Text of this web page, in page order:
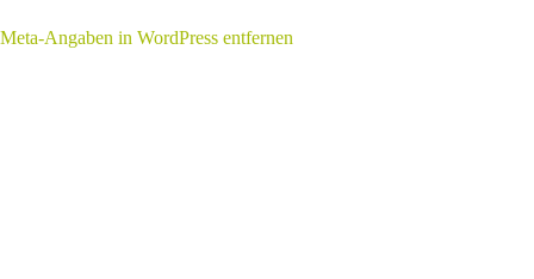
Meta-Angaben in WordPress entfernen